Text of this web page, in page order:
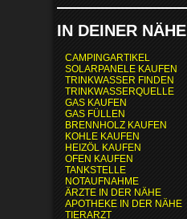
IN DEINER NÄHE
CAMPINGARTIKEL
SOLARPANELE KAUFEN
TRINKWASSER FINDEN
TRINKWASSERQUELLE
GAS KAUFEN
GAS FÜLLEN
BRENNHOLZ KAUFEN
KOHLE KAUFEN
HEIZÖL KAUFEN
OFEN KAUFEN
TANKSTELLE
NOTAUFNAHME
ÄRZTE IN DER NÄHE
APOTHEKE IN DER NÄHE
TIERARZT